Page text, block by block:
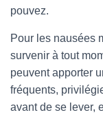
pouvez.
Pour les nausées
survenir à tout
peuvent apporter
fréquents,
avant de se lever,